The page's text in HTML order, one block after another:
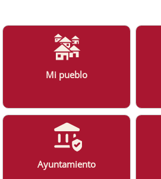
Mi pueblo
Ayuntamiento